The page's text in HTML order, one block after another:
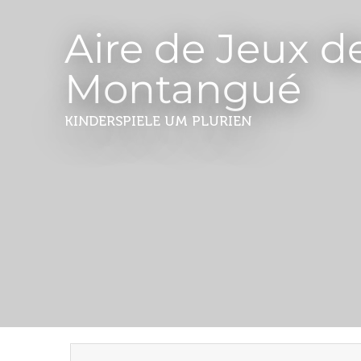
Aire de Jeux
Montangué
KINDERSPIELE UM PLURIEN